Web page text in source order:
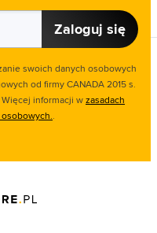
Zaloguj się
swoich danych osobowych
od firmy CANADA 2015 s.
informacji wzasadach
.